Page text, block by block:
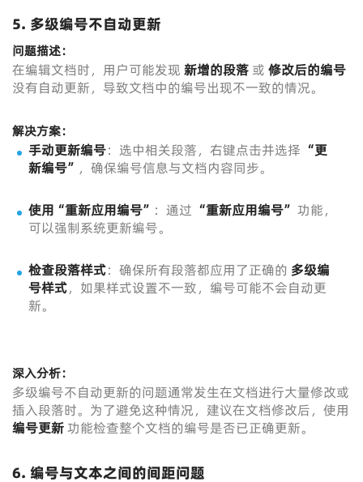
5. 多级编号不自动更新
问题描述：
在编辑文档时，用户可能发现 新增的段落 或 修改后的编号
没有自动更新，导致文档中的编号出现不一致的情况。
解决方案：
手动更新编号：选中相关段落，右键点击并选择 “更
新编号” ，确保编号信息与文档内容同步。
使用“重新应用编号” ：通过 “重新应用编号” 功能，
可以强制系统更新编号。
检查段落样式：确保所有段落都应用了正确的 多级编
号样式，如果样式设置不一致，编号可能不会自动更
新。
深入分析：
多级编号不自动更新的问题通常发生在文档进行大量修改或
插入段落时。为了避免这种情况，建议在文档修改后，使用
编号更新功能检查整个文档的编号是否已正确更新。
6. 编号与文本之间的间距问题